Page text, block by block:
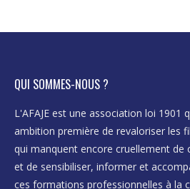
QUI SOMMES-NOUS ?
L'AFAJE est une association loi 1901
ambition première de revaloriser les
qui manquent encore cruellement de
et de sensibiliser, informer et
ces formations professionnelles à la